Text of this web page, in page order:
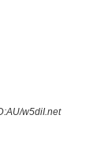
w5diI.net